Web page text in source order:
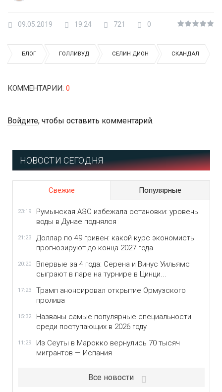
09.05.2019 19:24 721 0
БЛОГ ГОЛЛИВУД СЕЛИН ДИОН СКАНДАЛ
КОММЕНТАРИИ: 0
Войдите, чтобы оставить комментарий.
НОВОСТИ СЕГОДНЯ
Свежие Популярные
23:19
Румынская АЭС избежала остановки: уровень
воды в Дунае поднялся
21:23
Доллар по 49 гривен: какой курс экономисты
прогнозируют до конца 2027 года
20:20
Впервые за 4 года: Серена и Винус Уильямс
сыграют в паре на турнире в Цинци...
17:23
Трамп анонсировал открытие Ормузского
пролива
15:32
Названы самые популярные специальности
среди поступающих в 2026 году
11:29
Из Сеуты в Марокко вернулись 70 тысяч
мигрантов — Испания
Все новости